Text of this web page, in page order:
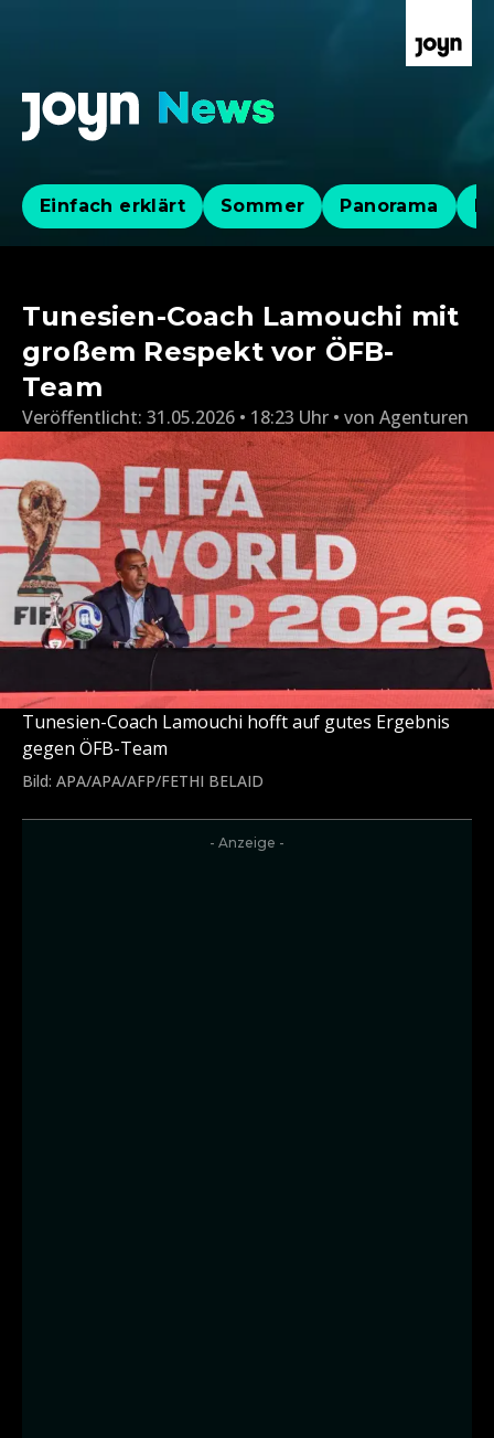
Einfach erklärt Sommer Panorama
Tunesien-Coach Lamouchi mit
großem Respekt vor ÖFB-
Team
Veröffentlicht: 31.05.2026 • 18:23 Uhr von Agenturen
Tunesien-Coach Lamouchi hofft auf gutes Ergebnis
gegen ÖFB-Team
Bild: APA/APA/AFP/FETHI BELAID
- Anzeige -